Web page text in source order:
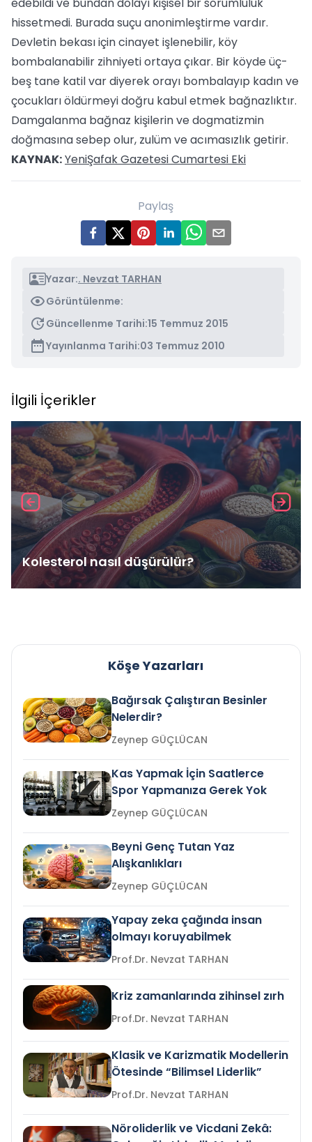
hissetmedi. Burada suçu anonimleştirme vardır.
Devletin bekası için cinayet işlenebilir, köy
bombalanabilir zihniyeti ortaya çıkar. Bir köyde üç-
beş tane katil var diyerek orayı bombalayıp kadın ve
çocukları öldürmeyi doğru kabul etmek bağnazlıktır.
Damgalanma bağnaz kişilerin ve dogmatizmin
doğmasına sebep olur, zulüm ve acımasızlık getirir.
KAYNAK:YeniŞafak Gazetesi Cumartesi Eki
Paylaş
Yazar:. Nevzat TARHAN
Görüntülenme:
Güncellenme Tarihi:15 Temmuz 2015
Yayınlanma Tarihi:03 Temmuz 2010
İlgili İçerikler
Kolesterol nasıl düşürülür?
Köşe Yazarları
Bağırsak Çalıştıran Besinler
Nelerdir?
Zeynep GÜÇLÜCAN
Kas Yapmak İçin Saatlerce
Spor Yapmanıza Gerek Yok
Zeynep GÜÇLÜCAN
Beyni Genç Tutan Yaz
Alışkanlıkları
Zeynep GÜÇLÜCAN
Yapay zeka çağında insan
olmayı koruyabilmek
Prof.Dr. Nevzat TARHAN
Kriz zamanlarında zihinsel zırh
Prof.Dr. Nevzat TARHAN
Klasik ve Karizmatik Modellerin
Ötesinde “Bilimsel Liderlik”
Prof.Dr. Nevzat TARHAN
Nöroliderlik ve Vicdani Zekâ: